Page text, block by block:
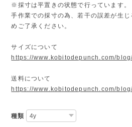
※採寸は平置きの状態で行っています。
手作業での採寸の為、若干の誤差が生
めご了承ください。
サイズについて
https://www.kobitodepunch.com/
送料について
https://www.kobitodepunch.com/
種類